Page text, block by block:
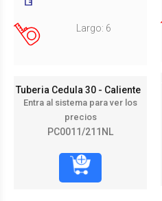
Largo: 6
Tuberia Cedula 30 - Caliente
Entra al sistema para ver los
precios
PC0011/211NL